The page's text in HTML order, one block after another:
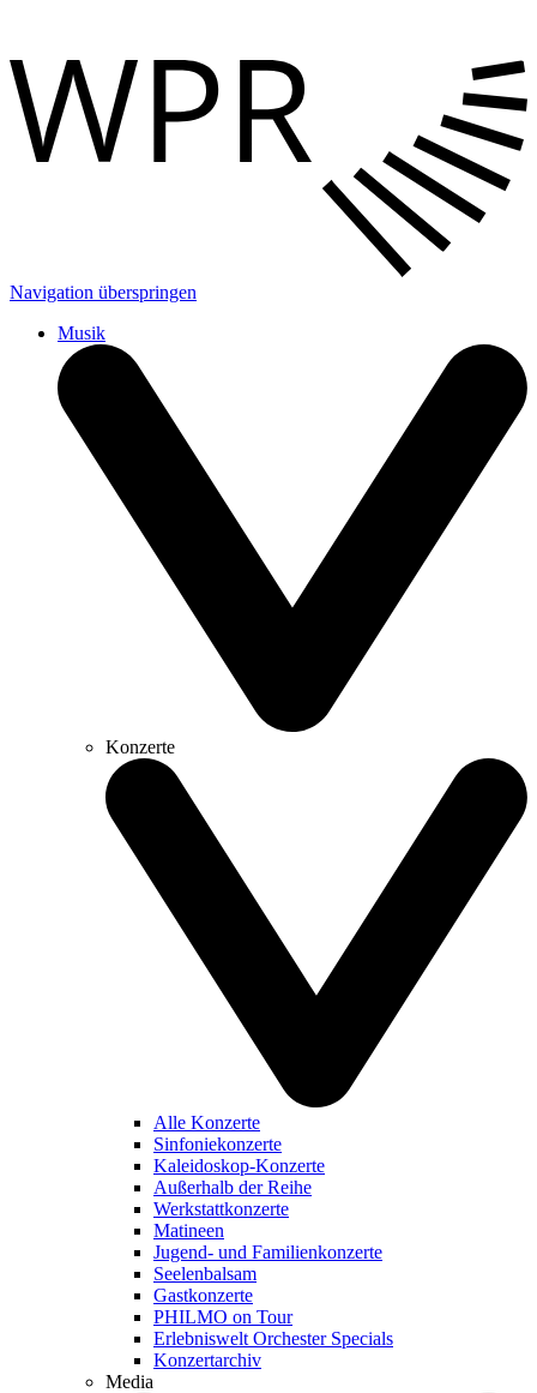
Navigation überspringen
Musik
Konzerte
Alle Konzerte
Sinfoniekonzerte
Kaleidoskop-Konzerte
Außerhalb der Reihe
Werkstattkonzerte
Matineen
Jugend- und Familienkonzerte
Seelenbalsam
Gastkonzerte
PHILMO on Tour
Erlebniswelt Orchester Specials
Konzertarchiv
Media